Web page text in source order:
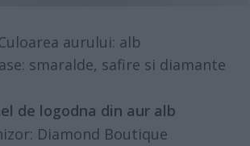
aurului: alb
smaralde, safire si diamante
de logodna din aur alb
Diamond Boutique